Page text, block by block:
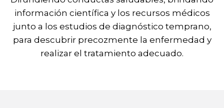
información científica y los recursos médicos
junto a los estudios de diagnóstico temprano,
para descubrir precozmente la enfermedad y
realizar el tratamiento adecuado.